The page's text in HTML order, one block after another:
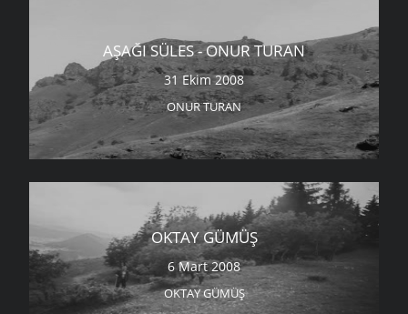
AŞAĞI SÜLES - ONUR TURAN
31 Ekim 2008
ONUR TURAN
OKTAY GÜMÜŞ
6 Mart 2008
OKTAY GÜMÜŞ